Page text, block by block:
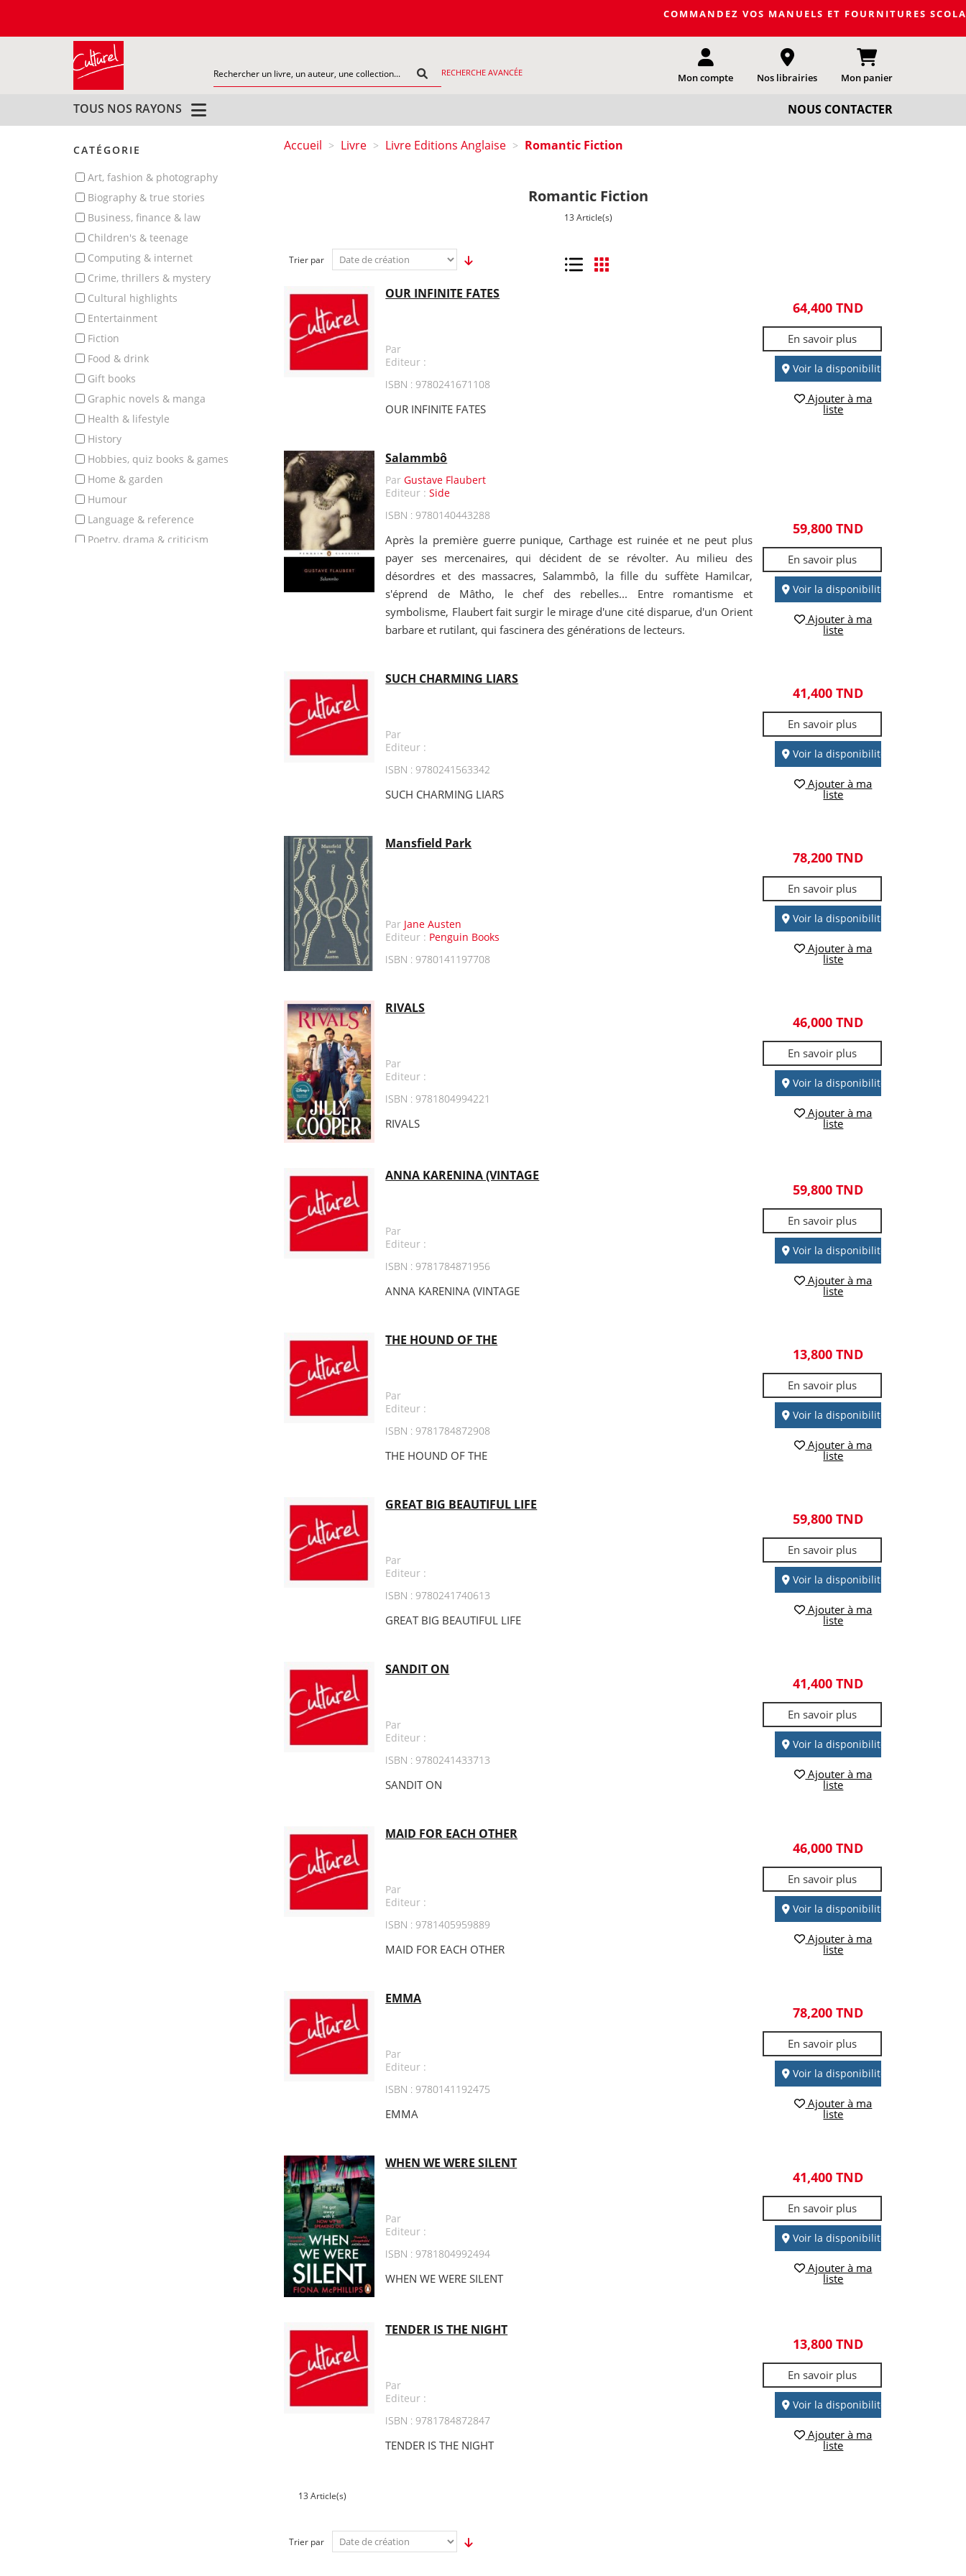
COMMANDEZ VOS MANUELS ET FOURNITURES
RECHERCHE AVANCÉE Mon compte Nos librairies Mon panier
TOUS NOS RAYONS NOUS CONTACTER
CATÉGORIE
art, fashion & photography
biography & true stories
business, finance & law
children's & teenage
computing & internet
crime, thrillers & mystery
cultural highlights
entertainment
fiction
food & drink
gift books
graphic novels & manga
health & lifestyle
history
hobbies, quiz books & games
home & garden
humour
language & reference
poetry, drama & criticism
Accueil > Livre > Livre Editions Anglaise > Romantic Fiction
Romantic Fiction
13 Article(s)
Trier par Liste Grille
OUR INFINITE FATES
Par
Editeur :
ISBN : 9780241671108
OUR INFINITE FATES
64,400 TND
En savoir plus
Voir la disponibilité
Ajouter à ma
liste
Salammbô
ParGustave Flaubert
Editeur :Side
ISBN : 9780140443288
Après la première guerre punique, Carthage est ruinée et ne peut plus
payer ses mercenaires, qui décident de se révolter. Au milieu des
désordres et des massacres, Salammbô, la fille du suffète Hamilcar,
s'éprend de Mâtho, le chef des rebelles... Entre romantisme et
symbolisme, Flaubert fait surgir le mirage d'une cité disparue, d'un Orient
barbare et rutilant, qui fascinera des générations de lecteurs.
59,800 TND
En savoir plus
Voir la disponibilité
Ajouter à ma
liste
SUCH CHARMING LIARS
Par
Editeur :
ISBN : 9780241563342
SUCH CHARMING LIARS
41,400 TND
En savoir plus
Voir la disponibilité
Ajouter à ma
liste
Mansfield Park
Par Jane Austen
Editeur : Penguin Books
ISBN : 9780141197708
78,200 TND
En savoir plus
Voir la disponibilité
Ajouter à ma
liste
RIVALS
Par
Editeur :
ISBN : 9781804994221
RIVALS
46,000 TND
En savoir plus
Voir la disponibilité
Ajouter à ma
liste
ANNA KARENINA (VINTAGE
Par
Editeur :
ISBN : 9781784871956
ANNA KARENINA (VINTAGE
59,800 TND
En savoir plus
Voir la disponibilité
Ajouter à ma
liste
THE HOUND OF THE
Par
Editeur :
ISBN : 9781784872908
THE HOUND OF THE
13,800 TND
En savoir plus
Voir la disponibilité
Ajouter à ma
liste
GREAT BIG BEAUTIFUL LIFE
Par
Editeur :
ISBN : 9780241740613
GREAT BIG BEAUTIFUL LIFE
59,800 TND
En savoir plus
Voir la disponibilité
Ajouter à ma
liste
SANDIT ON
Par
Editeur :
ISBN : 9780241433713
SANDIT ON
41,400 TND
En savoir plus
Voir la disponibilité
Ajouter à ma
liste
MAID FOR EACH OTHER
Par
Editeur :
ISBN : 9781405959889
MAID FOR EACH OTHER
46,000 TND
En savoir plus
Voir la disponibilité
Ajouter à ma
liste
EMMA
Par
Editeur :
ISBN : 9780141192475
EMMA
78,200 TND
En savoir plus
Voir la disponibilité
Ajouter à ma
liste
WHEN WE WERE SILENT
Par
Editeur :
ISBN : 9781804992494
WHEN WE WERE SILENT
41,400 TND
En savoir plus
Voir la disponibilité
Ajouter à ma
liste
TENDER IS THE NIGHT
Par
Editeur :
ISBN : 9781784872847
TENDER IS THE NIGHT
13,800 TND
En savoir plus
Voir la disponibilité
Ajouter à ma
liste
13 Article(s)
Trier par